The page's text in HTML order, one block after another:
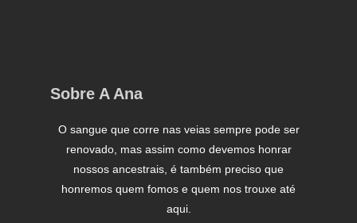
Sobre A Ana
O sangue que corre nas veias sempre pode ser
renovado, mas assim como devemos honrar
nossos ancestrais, é também preciso que
honremos quem fomos e quem nos trouxe até
aqui.